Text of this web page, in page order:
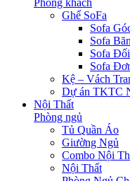
Phòng khách
Ghế SoFa
Sofa
Sofa
Sofa Đối
Sofa
Kệ – Vách
Dự án TKTC
Nội Thất
Phòng ngủ
Tủ Quần Áo
Giường Ngủ
Combo Nội
Nội Thất